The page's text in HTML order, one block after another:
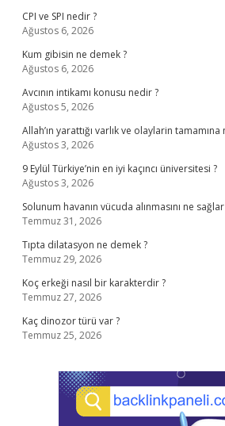
CPI ve SPI nedir ?
Ağustos 6, 2026
Kum gibisin ne demek ?
Ağustos 6, 2026
Avcının intikamı konusu nedir ?
Ağustos 5, 2026
Allah’ın yarattığı varlık ve olaylarin
Ağustos 3, 2026
9 Eylül Türkiye’nin en iyi kaçıncı üniversitesi ?
Ağustos 3, 2026
Solunum havanın vücuda alınmasını ne sağlar
Temmuz 31, 2026
Tıpta dilatasyon ne demek ?
Temmuz 29, 2026
Koç erkeği nasıl bir karakterdir ?
Temmuz 27, 2026
Kaç dinozor türü var ?
Temmuz 25, 2026